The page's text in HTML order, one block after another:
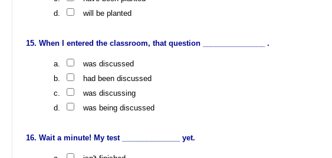
will be planted
When I entered the classroom, that question _______________ .
was discussed
had been discussed
was discussing
was being discussed
Wait a minute! My test ______________ yet.